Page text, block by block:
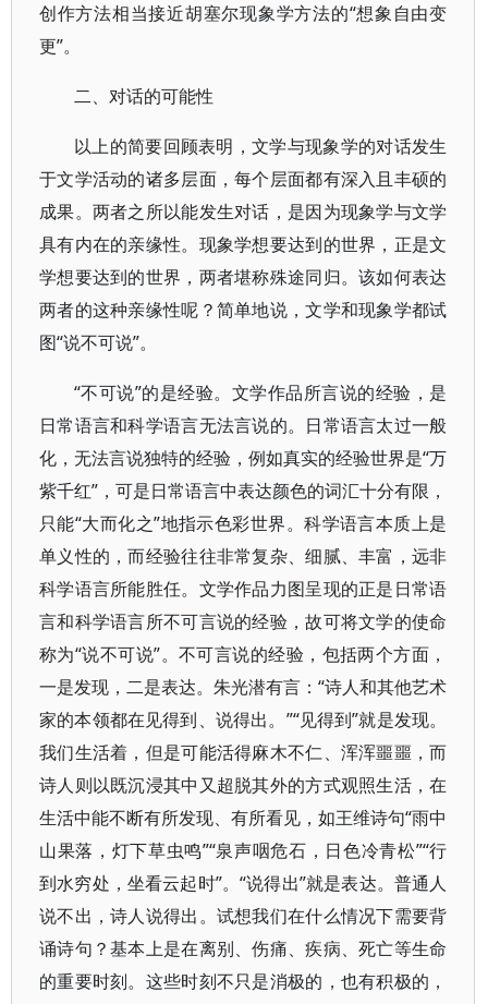
创作方法相当接近胡塞尔现象学方法的“想象自由变
更”。
二、对话的可能性
以上的简要回顾表明，文学与现象学的对话发生
于文学活动的诸多层面，每个层面都有深入且丰硕的
成果。两者之所以能发生对话，是因为现象学与文学
具有内在的亲缘性。现象学想要达到的世界，正是文
学想要达到的世界，两者堪称殊途同归。该如何表达
两者的这种亲缘性呢？简单地说，文学和现象学都试
图“说不可说”。
“不可说”的是经验。文学作品所言说的经验，是
日常语言和科学语言无法言说的。日常语言太过一般
化，无法言说独特的经验，例如真实的经验世界是“万
紫千红”，可是日常语言中表达颜色的词汇十分有限，
只能“大而化之”地指示色彩世界。科学语言本质上是
单义性的，而经验往往非常复杂、细腻、丰富，远非
科学语言所能胜任。文学作品力图呈现的正是日常语
言和科学语言所不可言说的经验，故可将文学的使命
称为“说不可说”。不可言说的经验，包括两个方面，
一是发现，二是表达。朱光潜有言：“诗人和其他艺术
家的本领都在见得到、说得出。”“见得到”就是发现。
我们生活着，但是可能活得麻木不仁、浑浑噩噩，而
诗人则以既沉浸其中又超脱其外的方式观照生活，在
生活中能不断有所发现、有所看见，如王维诗句“雨中
山果落，灯下草虫鸣”“泉声咽危石，日色冷青松”“行
到水穷处，坐看云起时”。“说得出”就是表达。普通人
说不出，诗人说得出。试想我们在什么情况下需要背
诵诗句？基本上是在离别、伤痛、疾病、死亡等生命
的重要时刻。这些时刻不只是消极的，也有积极的，